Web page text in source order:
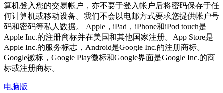
算机登入您的交易帐户，亦不要于登入帐户后将密码保存于任
何计算机或移动设备。我们不会以电邮方式要求您提供帐户号
码和密码等私人数据。 Apple，iPad，iPhone和iPod touch是
Apple Inc.的注册商标并在美国和其他国家注册。App Store是
Apple Inc.的服务标志，Android是Google Inc.的注册商标。
Google徽标，Google Play徽标和Google界面是Google Inc.的商
标或注册商标。
电脑版